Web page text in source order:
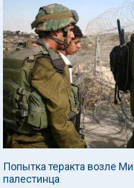
Попытка теракта возле
палестинца